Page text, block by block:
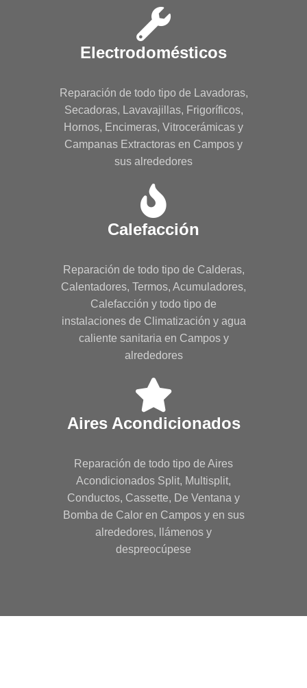
Electrodomésticos
Reparación de todo tipo de Lavadoras,
Secadoras, Lavavajillas, Frigoríficos,
Hornos, Encimeras, Vitrocerámicas y
Campanas Extractoras en Campos y
sus alrededores
Calefacción
Reparación de todo tipo de Calderas,
Calentadores, Termos, Acumuladores,
Calefacción y todo tipo de
instalaciones de Climatización y agua
caliente sanitaria en Campos y
alrededores
Aires Acondicionados
Reparación de todo tipo de Aires
Acondicionados Split, Multisplit,
Conductos, Cassette, De Ventana y
Bomba de Calor en Campos y en sus
alrededores, llámenos y
despreocúpese